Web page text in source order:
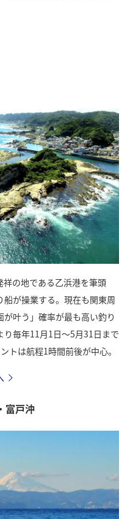
の地である乙浜港を筆頭
が操業する。現在も関東周
叶う」確率が最も高い釣り
毎年11月1日～5月31日まで
トは航程1時間前後が中心。
富戸沖